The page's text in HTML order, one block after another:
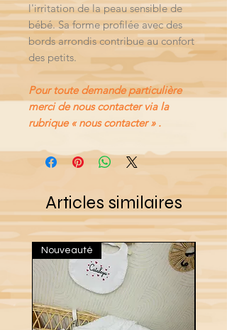
l'irritation de la peau sensible de
bébé. Sa forme profilée avec des
bords arrondis contribue au confort
des petits.
Pour toute demande particulière
merci de nous contacter via la
rubrique « nous contacter » .
Articles similaires
Nouveauté